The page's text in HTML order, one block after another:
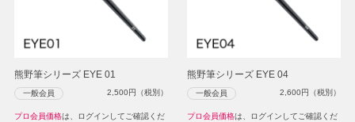
熊野筆シリーズ EYE 01
一般会員 2,500円（税別）
プロ会員価格は、ログインしてご確認くだ
熊野筆シリーズ EYE 04
一般会員 2,600円（税別）
プロ会員価格は、ログインしてご確認くだ